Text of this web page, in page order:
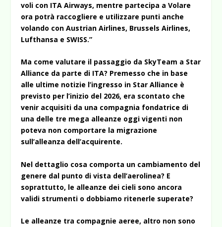
voli con ITA Airways, mentre partecipa a Volare
ora potrà raccogliere e utilizzare punti anche
volando con Austrian Airlines, Brussels Airlines,
Lufthansa e SWISS.”
Ma come valutare il passaggio da SkyTeam a Star
Alliance da parte di ITA? Premesso che in base
alle ultime notizie l’ingresso in Star Alliance è
previsto per l’inizio del 2026, era scontato che
venir acquisiti da una compagnia fondatrice di
una delle tre mega alleanze oggi vigenti non
poteva non comportare la migrazione
sull’alleanza dell’acquirente.
Nel dettaglio cosa comporta un cambiamento del
genere dal punto di vista dell’aerolinea? E
soprattutto, le alleanze dei cieli sono ancora
validi strumenti o dobbiamo ritenerle superate?
Le alleanze tra compagnie aeree, altro non sono